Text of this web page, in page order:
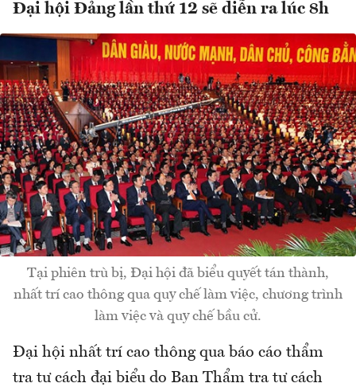
Đại hội Đảng lần thứ 12 sẽ diễn ra lúc 8h
Tại phiên trù bị, Đại hội đã biểu quyết tán thành,
nhất trí cao thông qua quy chế làm việc, chương trình
làm việc và quy chế bầu cử.
Đại hội nhất trí cao thông qua báo cáo thẩm
tra tư cách đại biểu do Ban Thẩm tra tư cách